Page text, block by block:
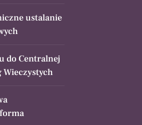
ustalanie
do Centralnej
Wieczystych